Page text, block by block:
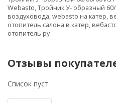
Webasto,Тройник У- образный
воздуховода,webasto на катер,
отопитель салона в катер,
отопитель ру
Отзывы
Список пуст